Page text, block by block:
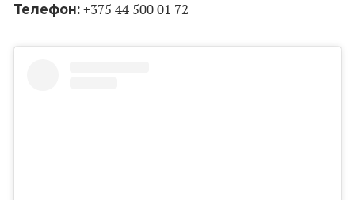
Телефон: +375 44 500 01 72